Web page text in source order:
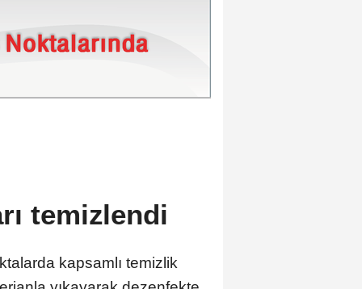
temizlendi
kapsamlı temizlik